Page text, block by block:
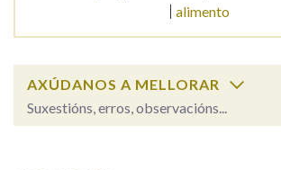
alimento
AXÚDANOS A MELLORAR
Suxestións, erros, observacións...